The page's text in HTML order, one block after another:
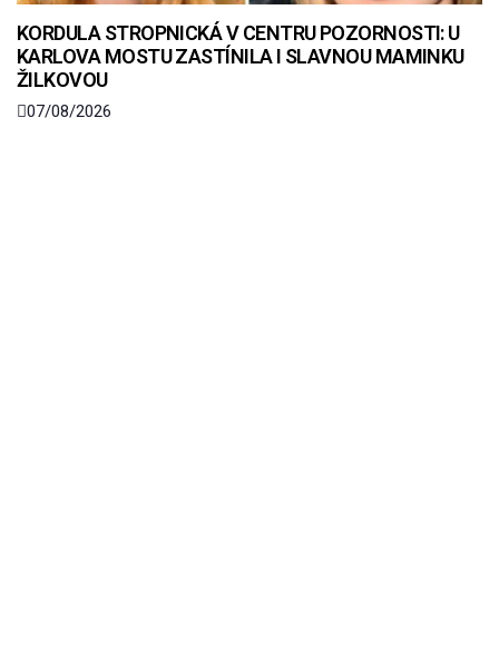
KORDULA STROPNICKÁ V CENTRU POZORNOSTI: U
KARLOVA MOSTU ZASTÍNILA I SLAVNOU MAMINKU
ŽILKOVOU
07/08/2026